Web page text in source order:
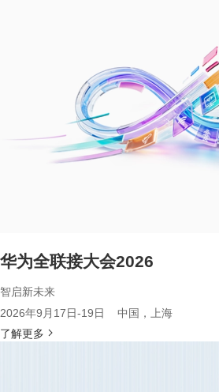
华为全联接大会2026
智启新未来
2026年9月17日-19日 中国，上海
了解更多